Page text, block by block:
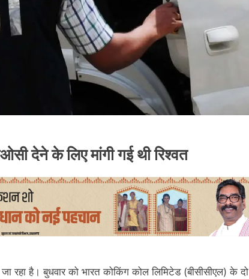
देने के लिए मांगी गई थी रिश्वत
रहा है। बुधवार को भारत कोकिंग कोल लिमिटेड (बीसीसीएल) के दो